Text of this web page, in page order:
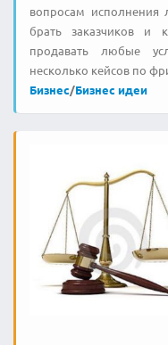
вопросам исполнения
брать заказчиков и
продавать любые
несколько кейсов по
Бизнес/Бизнес идеи